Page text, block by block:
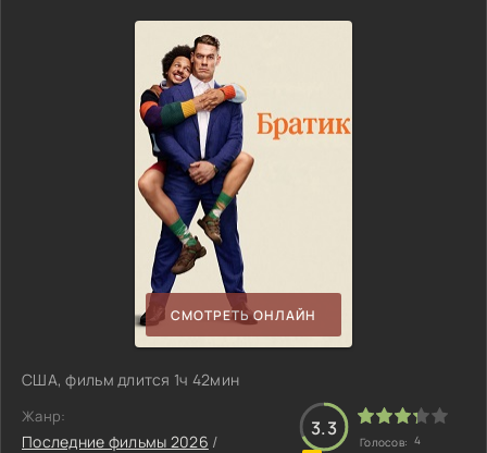
СМОТРЕТЬ ОНЛАЙН
США, фильм длится 1ч 42мин
Жанр:
Последние фильмы 2026 /
3.3
Голосов: 4